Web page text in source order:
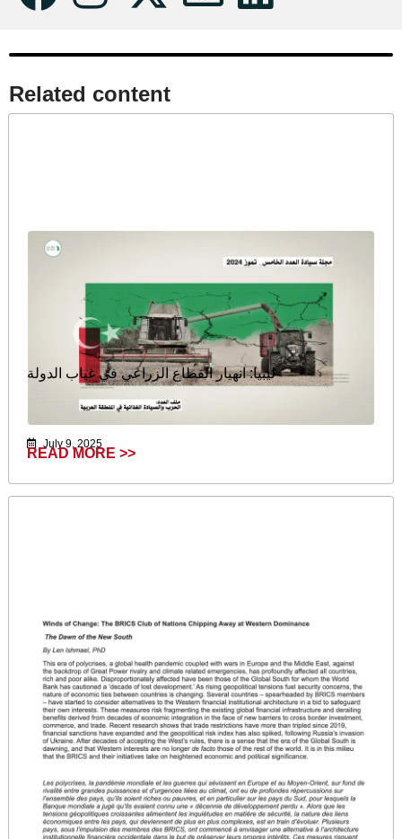
Related content​
ليبيا: انهيار القطاع الزراعي في غياب الدولة
July 9, 2025
READ MORE >>